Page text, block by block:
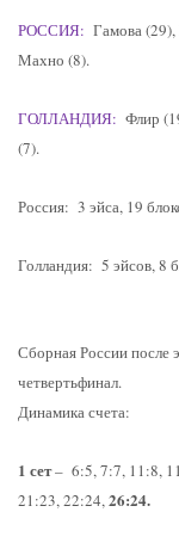
РОССИЯ: Гамова
Махно (8).
ГОЛЛАНДИЯ: Флир
(7).
Россия: 3 эйса, 19
Голландия: 5 эйсов, 8
Сборная России после
четвертьфинал.
Динамика счета:
1 сет– 6:5, 7:7, 11:8,
21:23, 22:24,26:24.